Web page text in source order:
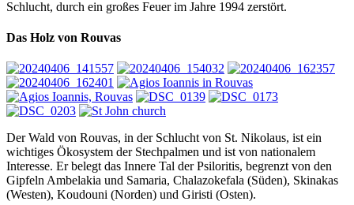
Schlucht, durch ein großes Feuer im Jahre 1994 zerstört.
Das Holz von Rouvas
Der Wald von Rouvas, in der Schlucht von St. Nikolaus, ist ein
wichtiges Ökosystem der Stechpalmen und ist von nationalem
Interesse. Er belegt das Innere Tal der Psiloritis, begrenzt von den
Gipfeln Ambelakia und Samaria, Chalazokefala (Süden), Skinakas
(Westen), Koudouni (Norden) und Giristi (Osten).